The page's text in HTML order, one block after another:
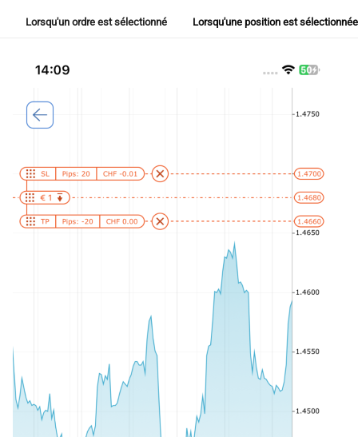
Lorsqu'un ordre est sélectionné Lorsqu'une position est sélectionnée